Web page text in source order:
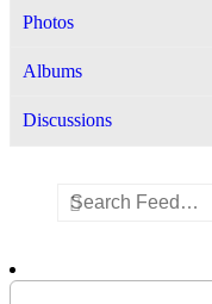
Photos
Albums
Discussions
Search
Feed…